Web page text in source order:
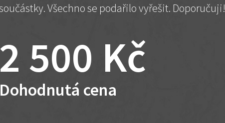
Všechno se podařilo vyřešit. Doporučuji!
2 500 Kč
Dohodnutá cena